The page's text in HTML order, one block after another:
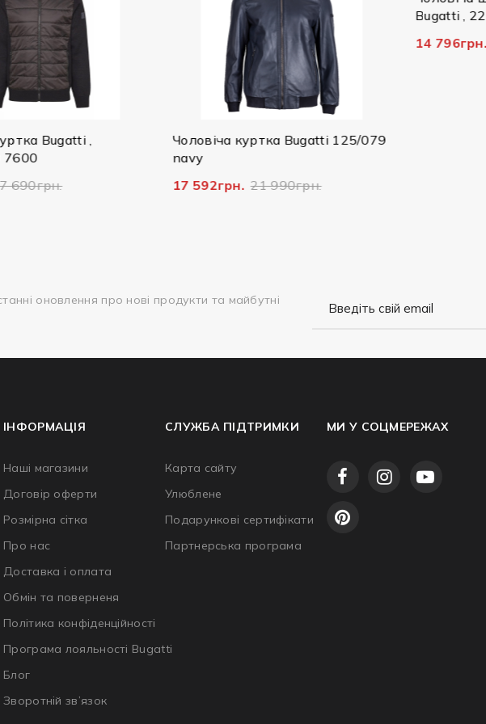
Bugatti ,
690грн.
Чоловіча куртка Bugatti 125/079
navy
17 592грн. 21 990грн.
Bugatti ,
14 796грн.
оновлення про нові продукти та майбутні
ІНФОРМАЦІЯ
Наші магазини
Договір оферти
Розмірна сітка
Про нас
Доставка і оплата
Обмін та поверненя
Політика конфіденційності
Програма лояльності Bugatti
Блог
Зворотній зв’язок
СЛУЖБА ПІДТРИМКИ
Карта сайту
Улюблене
Подарункові сертифікати
Партнерська програма
МИ У СОЦМЕРЕЖАХ